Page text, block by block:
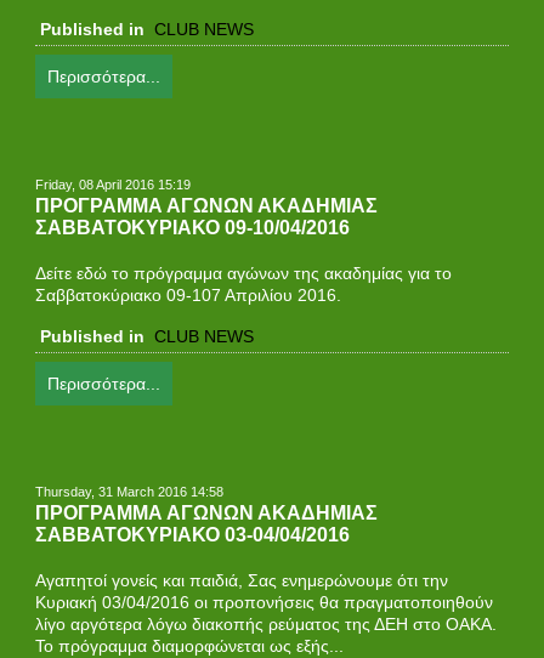
Published in CLUB NEWS
Περισσότερα...
Friday, 08 April 2016 15:19
ΠΡΟΓΡΑΜΜΑ ΑΓΩΝΩΝ ΑΚΑΔΗΜΙΑΣ
ΣΑΒΒΑΤΟΚΥΡΙΑΚΟ 09-10/04/2016
Δείτε εδώ το πρόγραμμα αγώνων της ακαδημίας για τo
Σαββατοκύριακο 09-107 Απριλίου 2016.
Published in CLUB NEWS
Περισσότερα...
Thursday, 31 March 2016 14:58
ΠΡΟΓΡΑΜΜΑ ΑΓΩΝΩΝ ΑΚΑΔΗΜΙΑΣ
ΣΑΒΒΑΤΟΚΥΡΙΑΚΟ 03-04/04/2016
Αγαπητοί γονείς και παιδιά, Σας ενημερώνουμε ότι την
Κυριακή 03/04/2016 οι προπονήσεις θα πραγματοποιηθούν
λίγο αργότερα λόγω διακοπής ρεύματος της ΔΕΗ στο ΟΑΚΑ.
Το πρόγραμμα διαμορφώνεται ως εξής...